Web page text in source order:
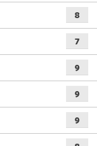
8
7
9
9
9